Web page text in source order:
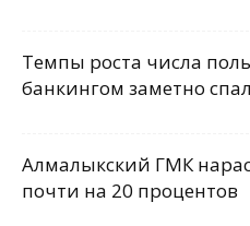
Темпы роста числа
банкингом заметно
Алмалыкский ГМК
почти на 20 процентов